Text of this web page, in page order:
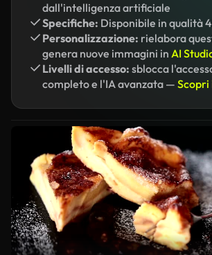
dall'intelligenza artificiale
Specifiche: Disponibile in qualità
Personalizzazione: rielabora
genera nuove immagini in AI
Livelli di accesso: sblocca
completo e l'IA avanzata — Scopri